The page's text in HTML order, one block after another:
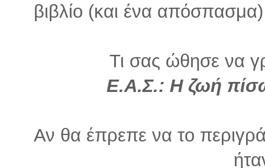
βιβλίο (και ένα
Τι σας ώθησε να
Ε.Α.Σ.: Η ζωή
Αν θα έπρεπε να το